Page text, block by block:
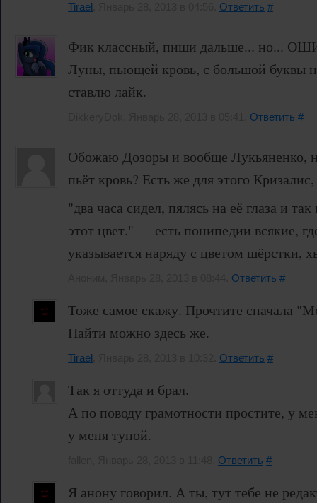
Tirael Ответить #
Фик классный, пиши дальше... но...
Луны, пьющей кровь, с большой буквы
ставлю лайк.
Ответить #
Обожаю Дозоры и вообще Лукьяненко,
пьёт кровь? Есть же для этого
"два часа сидел, пялясь на её глаза и
этот цвет." — есть понипедии всякие,
указывается наряду с цветом шёрстки,
Ответить #
Тоже самое скажу. Прочтите сначала
Найти можно здесь же.
Tirael Ответить #
Так я оттуда и брал.
А по поводу грамотности простите, у
у меня тупой.
Ответить #
Я анону говорил. А ты, тут тебе не